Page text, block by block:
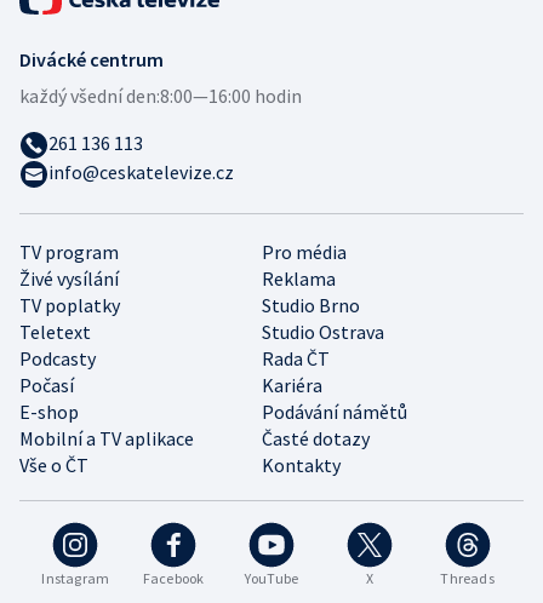
Instagram Facebook YouTube X Threads
TV program
Pro média
Živé vysílání
Reklama
TV poplatky
Studio Brno
Teletext
Studio Ostrava
Podcasty
Rada ČT
Počasí
Kariéra
E-shop
Podávání námětů
Mobilní a TV aplikace
Časté dotazy
Vše o ČT
Kontakty
Divácké centrum
každý všední den:8:00—16:00 hodin
261 136 113
info@ceskatelevize.cz